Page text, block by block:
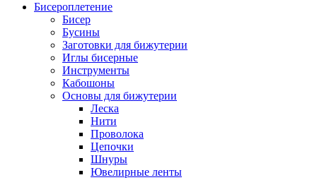
Бисероплетение
Бисер
Бусины
Заготовки для бижутерии
Иглы бисерные
Инструменты
Кабошоны
Основы для бижутерии
Леска
Нити
Проволока
Цепочки
Шнуры
Ювелирные ленты